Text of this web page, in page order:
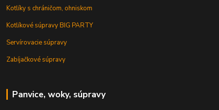
Kotlíky s chráničom, ohniskom
Kotlíkové súpravy BIG PARTY
Servírovacie súpravy
Zabíjačkové súpravy
Panvice, woky, súpravy